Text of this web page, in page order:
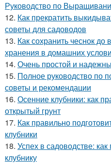
Руководство по
12. Как прекратить
советы для садоводов
13. Как сохранить чеснок
хранения в домашних
14. Очень простой и
15. Полное руководство по
советы и рекомендации
16. Осенние клубники: как
открытый грунт
17. Как правильно
клубники
18. Успех в садоводстве:
клубнику